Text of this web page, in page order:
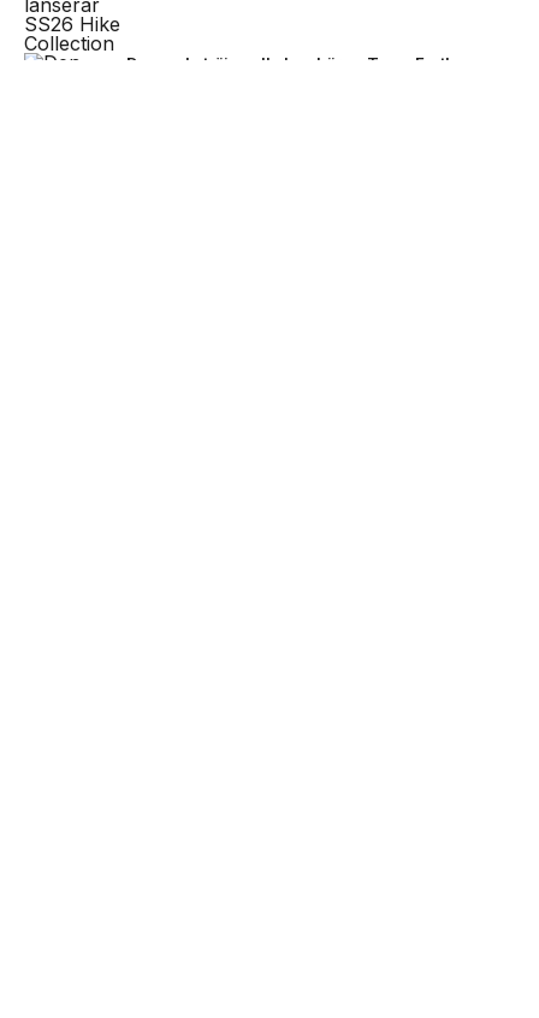
Den enda tröjan alla kan bära – Team Earth